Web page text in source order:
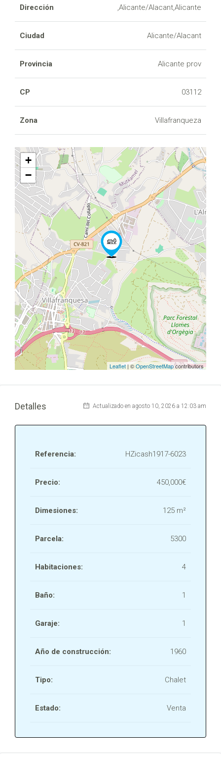
Dirección ,Alicante/Alacant,Alicante
Ciudad Alicante/Alacant
Provincia Alicante prov
CP 03112
Zona Villafranqueza
+
−
Leaflet| ©OpenStreetMapcontributors
Detalles Actualizado en agosto 10, 2026 a 12:03 am
Referencia: HZicash1917-6023
Precio: 450,000€
Dimesiones: 125 m²
Parcela: 5300
Habitaciones: 4
Baño: 1
Garaje: 1
Año de construcción: 1960
Tipo: Chalet
Estado: Venta